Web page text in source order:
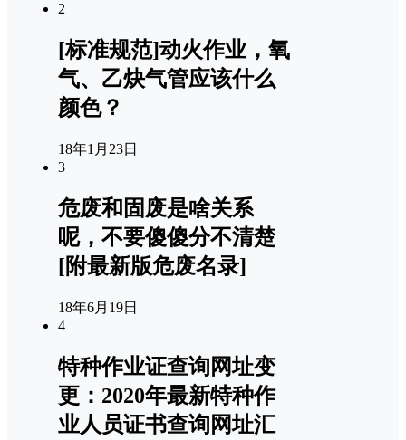
2
[标准规范]动火作业，氧
气、乙炔气管应该什么
颜色？
18年1月23日
3
危废和固废是啥关系
呢，不要傻傻分不清楚
[附最新版危废名录]
18年6月19日
4
特种作业证查询网址变
更：2020年最新特种作
业人员证书查询网址汇